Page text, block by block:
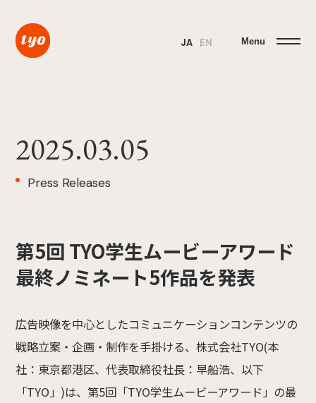
JA EN Menu
2025.03.05
Press Releases
第5回 TYO学生ムービーアワード
最終ノミネート5作品を発表
広告映像を中心としたコミュニケーションコンテンツの
戦略立案・企画・制作を手掛ける、株式会社TYO(本
社：東京都港区、代表取締役社長：早船浩、以下
「TYO」)は、第5回「TYO学生ムービーアワード」の最